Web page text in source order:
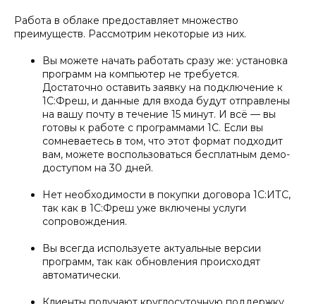
Работа в облаке предоставляет множество
преимуществ. Рассмотрим некоторые из них.
Вы можете начать работать сразу же: установка
программ на компьютер не требуется.
Достаточно оставить заявку на подключение к
1С:Фреш, и данные для входа будут отправлены
на вашу почту в течение 15 минут. И всё — вы
готовы к работе с программами 1С. Если вы
сомневаетесь в том, что этот формат подходит
вам, можете воспользоваться бесплатным демо-
доступом на 30 дней.
Нет необходимости в покупки договора 1С:ИТС,
так как в 1С:Фреш уже включены услуги
сопровождения.
Вы всегда используете актуальные версии
программ, так как обновления происходят
автоматически.